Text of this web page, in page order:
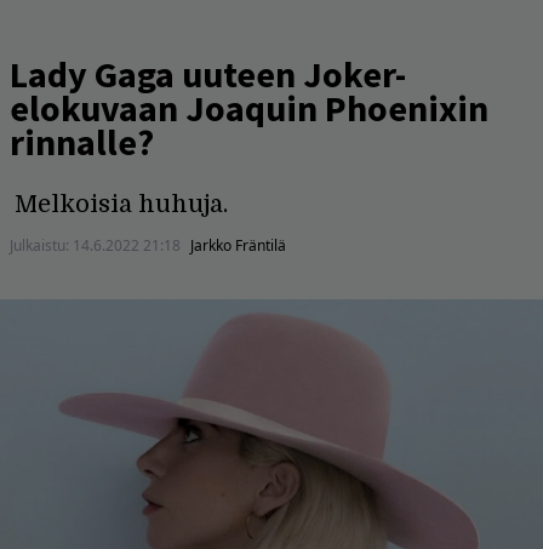
Lady Gaga uuteen Joker-
elokuvaan Joaquin Phoenixin
rinnalle?
Melkoisia huhuja.
Julkaistu: 14.6.2022 21:18 Jarkko Fräntilä